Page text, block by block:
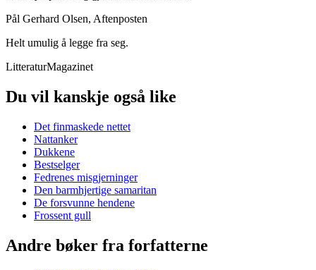
Pål Gerhard Olsen, Aftenposten
Helt umulig å legge fra seg.
LitteraturMagazinet
Du vil kanskje også like
Det finmaskede nettet
Nattanker
Dukkene
Bestselger
Fedrenes misgjerninger
Den barmhjertige samaritan
De forsvunne hendene
Frossent gull
Andre bøker fra forfatterne